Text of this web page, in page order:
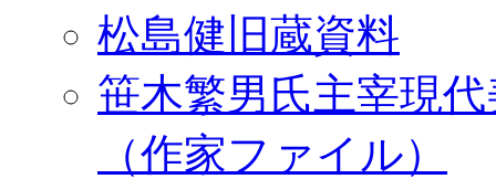
松島健旧蔵資料
笹木繁男氏主宰現
（作家ファイル）